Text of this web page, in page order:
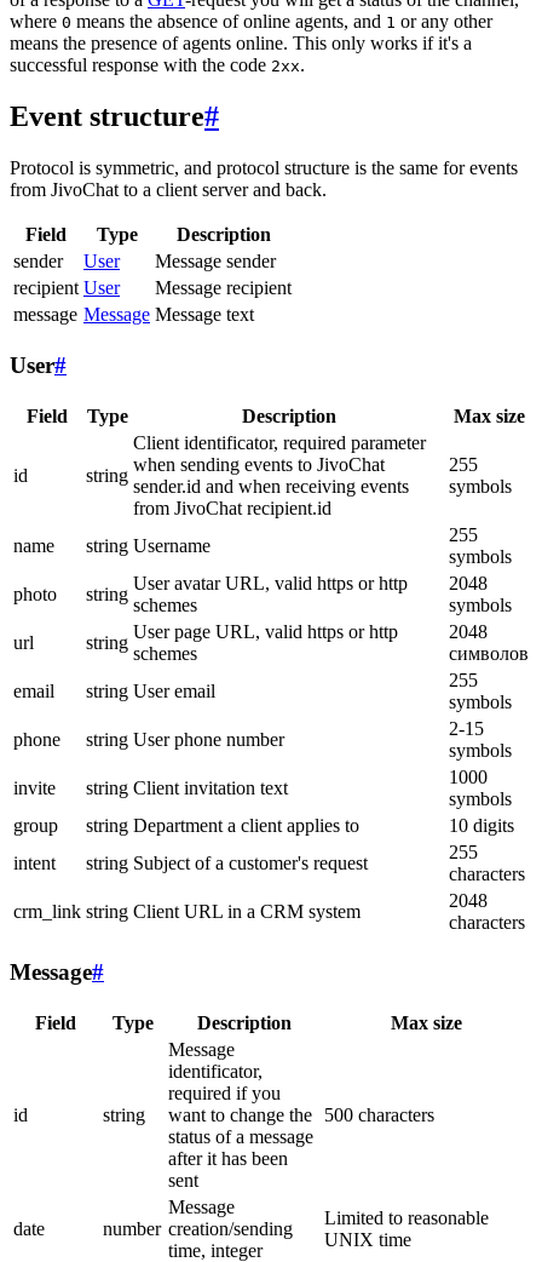
where 0 means the absence of online agents, and 1 or any other
means the presence of agents online. This only works if it's a
successful response with the code 2xx.
Event structure#
Protocol is symmetric, and protocol structure is the same for events
from JivoChat to a client server and back.
Field Type
Description
sender
User
Message sender
recipient User
Message recipient
message Message Message text
User#
Field Type Description Max size
id string
Client identificator, required parameter
when sending events to JivoChat
sender.id and when receiving events
from JivoChat recipient.id
255
symbols
name string Username
255
symbols
photo
string
User avatar URL, valid https or http
schemes
2048
symbols
url
string
User page URL, valid https or http
schemes
2048
символов
email
string User email
255
symbols
phone
string User phone number
2-15
symbols
invite
string Client invitation text
1000
symbols
group
string Department a client applies to
10 digits
intent
string Subject of a customer's request
255
characters
crm_link string Client URL in a CRM system
2048
characters
Message#
Field Type Description Max size
id string
Message
identificator,
required if you
want to change the
status of a message
after it has been
sent
500 characters
date number
Message
creation/sending
time, integer
Limited to reasonable
UNIX time